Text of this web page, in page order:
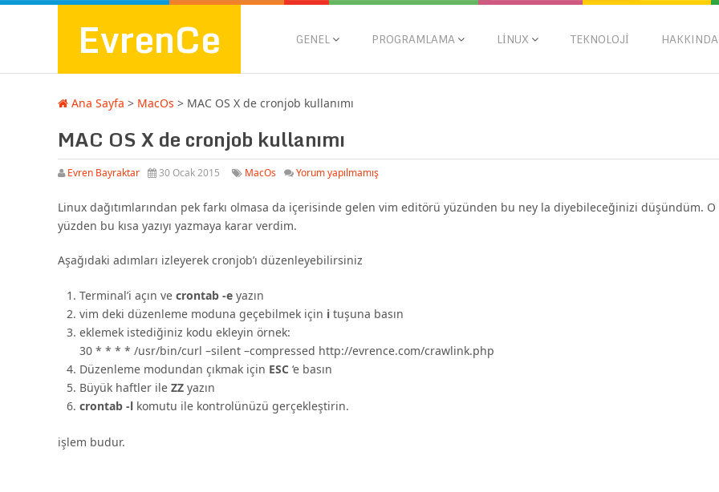
EvrenCe GENEL PROGRAMLAMA LINUX TEKNOLOJI HAKKINDA
Ana Sayfa > MacOs > MAC OS X de cronjob kullanımı
MAC OS X de cronjob kullanımı
Evren Bayraktar 30 Ocak 2015 MacOs Yorum yapılmamış
Linux dağıtımlarından pek farkı olmasa da içerisinde gelen vim editörü yüzünden bu ney la diyebileceğinizi düşündüm. O
yüzden bu kısa yazıyı yazmaya karar verdim.
Aşağıdaki adımları izleyerek cronjob’ı düzenleyebilirsiniz
Terminal’i açın ve crontab -eyazın
vim deki düzenleme moduna geçebilmek için ituşuna basın
eklemek istediğiniz kodu ekleyin örnek:
30 * * * * /usr/bin/curl –silent –compressed http://evrence.com/crawlink.php
Düzenleme modundan çıkmak için ESC‘e basın
Büyük haftler ile ZZyazın
crontab -lkomutu ile kontrolünüzü gerçekleştirin.
işlem budur.